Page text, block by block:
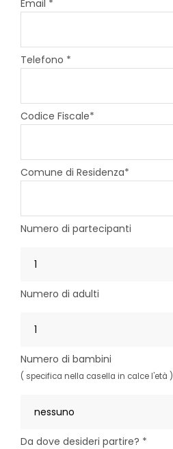
Email *
Telefono *
Codice Fiscale*
Comune di Residenza*
Numero di partecipanti
Numero di adulti
Numero di bambini
( specifica nella casella in calce l'età )
Da dove desideri partire? *